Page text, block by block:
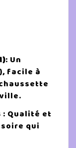
: Un
facile à
: Qualité et
qui